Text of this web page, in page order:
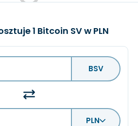
1 Bitcoin SV w PLN
BSV
PLN